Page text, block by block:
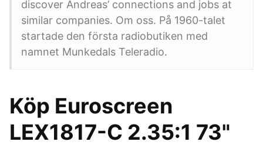
discover Andreas’ connections and jobs at
similar companies. Om oss. På 1960-talet
startade den första radiobutiken med
namnet Munkedals Teleradio.
Köp Euroscreen
LEX1817-C 2.35:1 73"